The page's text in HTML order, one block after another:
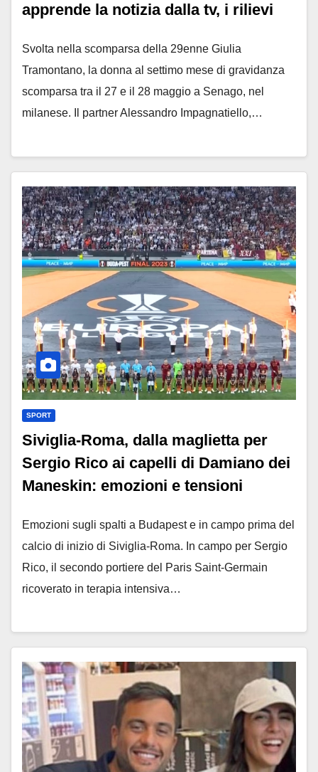
apprende la notizia dalla tv, i rilievi
Svolta nella scomparsa della 29enne Giulia
Tramontano, la donna al settimo mese di gravidanza
scomparsa tra il 27 e il 28 maggio a Senago, nel
milanese. Il partner Alessandro Impagnatiello,…
SPORT
Siviglia-Roma, dalla maglietta per
Sergio Rico ai capelli di Damiano dei
Maneskin: emozioni e tensioni
Emozioni sugli spalti a Budapest e in campo prima del
calcio di inizio di Siviglia-Roma. In campo per Sergio
Rico, il secondo portiere del Paris Saint-Germain
ricoverato in terapia intensiva…